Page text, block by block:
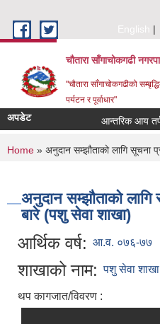
English
चौतारा साँगाचोकगढी
"चौतारा साँगाचोकगढीको
पर्यटन र पूर्वाधार"
अपडेट आन्तरिक आय तर्फको
You are here
Home » अनुदान सम्झौताको लागि सूचना
अनुदान सम्झौताको
बारे (पशु सेवा शाखा)
आर्थिक वर्ष: आ.व. ०७६-७७
शाखाको नाम: पशु सेवा शाखा
थप कागजात/विवरण :